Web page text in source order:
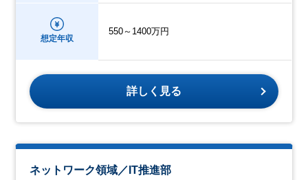
想定年収
550～1400万円
詳しく見る
ネットワーク領域／IT推進部